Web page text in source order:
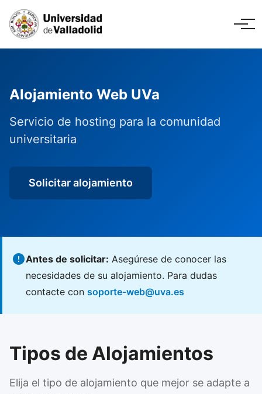
Alojamiento Web UVa
Servicio de hosting para la comunidad
universitaria
Solicitar alojamiento
Antes de solicitar: Asegúrese de conocer las
necesidades de su alojamiento. Para dudas
contacte con soporte-web@uva.es
Tipos de Alojamientos
Elija el tipo de alojamiento que mejor se adapte a